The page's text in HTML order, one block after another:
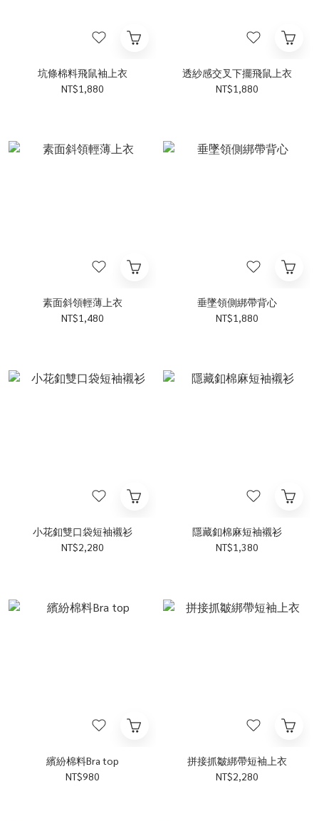
坑條棉料飛鼠袖上衣
NT$1,880
透紗感交叉下擺飛鼠上衣
NT$1,880
素面斜領輕薄上衣
NT$1,480
垂墜領側綁帶背心
NT$1,880
小花釦雙口袋短袖襯衫
NT$2,280
隱藏釦棉麻短袖襯衫
NT$1,380
繽紛棉料Bra top
NT$980
拼接抓皺綁帶短袖上衣
NT$2,280